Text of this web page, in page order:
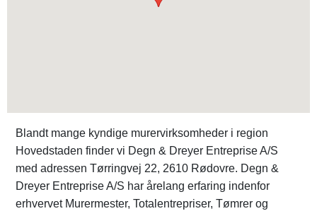
Blandt mange kyndige murervirksomheder i region
Hovedstaden finder vi Degn & Dreyer Entreprise A/S
med adressen Tørringvej 22, 2610 Rødovre. Degn &
Dreyer Entreprise A/S har årelang erfaring indenfor
erhvervet Murermester, Totalentrepriser, Tømrer og